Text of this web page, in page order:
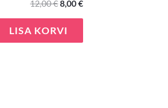
12,00€8,00€
LISA KORVI